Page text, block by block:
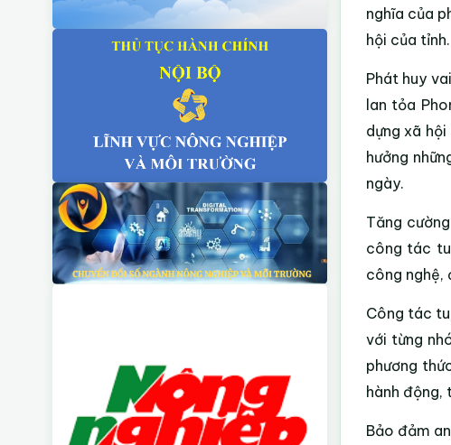
nghĩa của
hội của tỉnh.
Phát huy
lan tỏa
dựng xã
hưởng
ngày.
Tăng
công tác
công nghệ,
Công tác
với từng
phương
hành động,
Bảo đảm